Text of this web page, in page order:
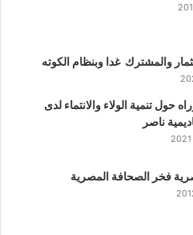
والمشترك غدا وبنظام الكوته
حول تنمية الولاء والانتماء لدى
ناصر
فخر الصحافة المصرية